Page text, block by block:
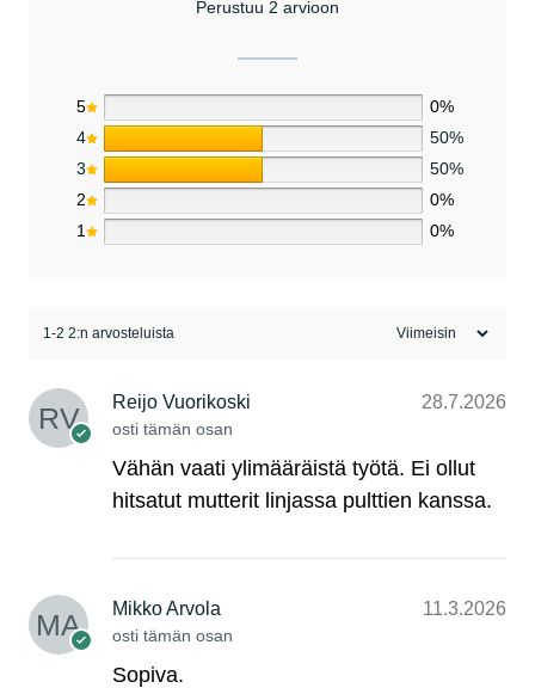
Perustuu 2 arvioon
5
0%
4
50%
3
50%
2
0%
1
0%
1-2 2:n arvosteluista
Reijo Vuorikoski
osti tämän osan
28.7.2026
Vähän vaati ylimääräistä työtä. Ei ollut
hitsatut mutterit linjassa pulttien kanssa.
Mikko Arvola
osti tämän osan
11.3.2026
Sopiva.